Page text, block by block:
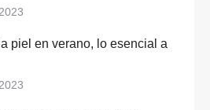
piel en verano, lo esencial a